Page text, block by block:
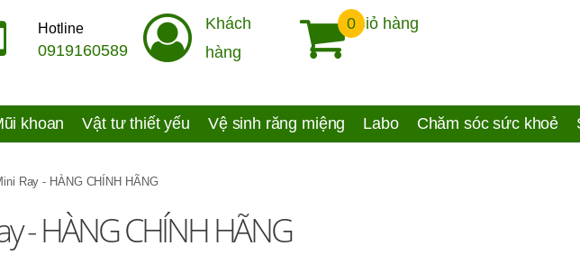
Hotline
0919160589
Khách
hàng
0Giỏ hàng
khoan Vật tư thiết yếu Vệ sinh răng miệng Labo Chăm sóc sức khoẻ
Ray - HÀNG CHÍNH HÃNG
- HÀNG CHÍNH HÃNG